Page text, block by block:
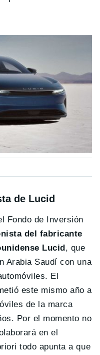
de Lucid
Fondo de Inversión
del fabricante
Lucid, que
Arabia Saudí con una
El
este mismo año a
de la marca
Por el momento no
en el
todo apunta a que